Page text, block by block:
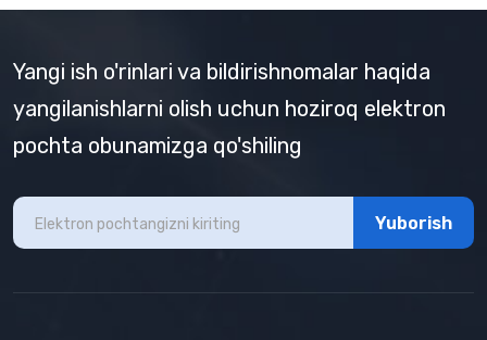
Yangi ish o'rinlari va bildirishnomalar haqida
yangilanishlarni olish uchun hoziroq elektron
pochta obunamizga qo'shiling
Yuborish